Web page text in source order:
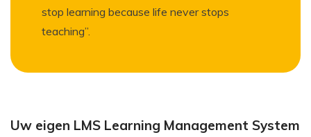
stop learning because life never stops
teaching”.
Uw eigen LMS Learning Management System